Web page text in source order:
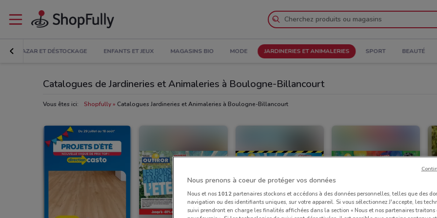
BAZAR ET DÉSTOCKAGE ENFANTS ET JEUX MAGASINS BIO MODE JARDINERIES ET ANIMALERIES SPORT BEAUTÉ
Catalogues de Jardineries et Animaleries à Boulogne-Billancourt
Vous êtes ici: Shopfully Catalogues Jardineries et Animaleries à Boulogne-Billancourt
Nous prenons à coeur de protéger vos données
Nous et nos 1012partenaires stockons et accédons à des données personnelles, telles que des
navigation ou des identifiants uniques, sur votre appareil. Si vous sélectionnez J'accepte, les
suivi prendront en charge les finalités affichées dans la section « Nous et nos partenaires traitons